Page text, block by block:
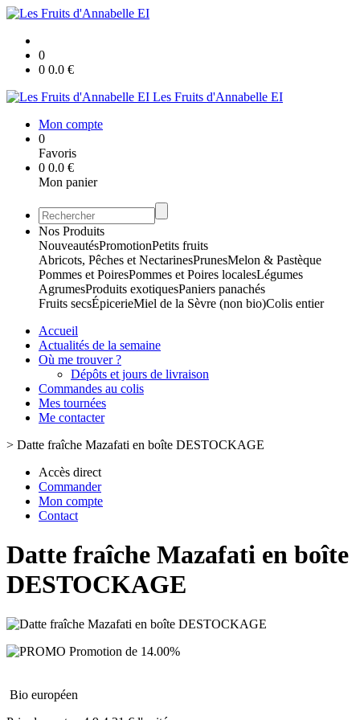
0
0 0.0 €
Les Fruits d'Annabelle EI
Mon compte
0
Favoris
0 0.0 €
Mon panier
Nos Produits
NouveautésPromotionPetits fruits
Abricots, Pêches et NectarinesPrunesMelon & Pastèque
Pommes et PoiresPommes et Poires localesLégumes
AgrumesProduits exotiquesPaniers panachés
Fruits secsÉpicerieMiel de la Sèvre (non bio)Colis entier
Accueil
Actualités de la semaine
Où me trouver ?
Dépôts et jours de livraison
Commandes au colis
Mes tournées
Me contacter
> Datte fraîche Mazafati en boîte DESTOCKAGE
Accès direct
Commander
Mon compte
Contact
Datte fraîche Mazafati en boîte
DESTOCKAGE
Promotion de 14.00%
Bio européen